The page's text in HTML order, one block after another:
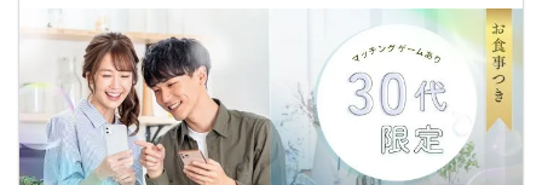
結局は、運次第のところはございます。
◆最少催行人数に満たない場合 開催前日23時までに最少催行人数に届かなかった
場合は開催中止とさせていただきます。
また天候や状況などにより中止されることがございます。
◆中止判断タイミングは開始前日の23時となりますが、申込者の直前のキャンセ
ルにより、直前でも中止になる場合もございます。
中止時も交通費など保証はございません。
◆ご予約の操作と同時に上述の注意事項に同意したものと致します。
コース料理
メニュー変更になる可能性ございます。